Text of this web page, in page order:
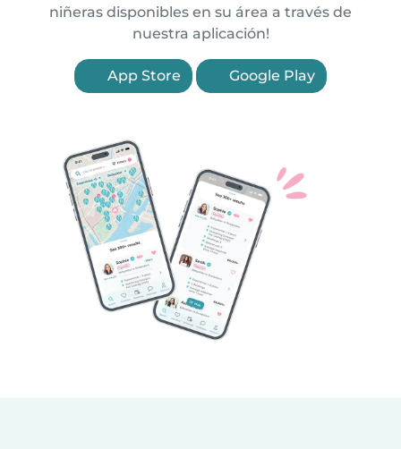
niñeras disponibles en su área a través de
nuestra aplicación!
App Store Google Play